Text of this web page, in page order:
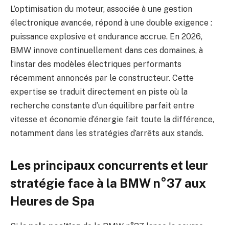
L’optimisation du moteur, associée à une gestion
électronique avancée, répond à une double exigence :
puissance explosive et endurance accrue. En 2026,
BMW innove continuellement dans ces domaines, à
l’instar des modèles électriques performants
récemment annoncés par le constructeur. Cette
expertise se traduit directement en piste où la
recherche constante d’un équilibre parfait entre
vitesse et économie d’énergie fait toute la différence,
notamment dans les stratégies d’arrêts aux stands.
Les principaux concurrents et leur
stratégie face à la BMW n°37 aux
Heures de Spa